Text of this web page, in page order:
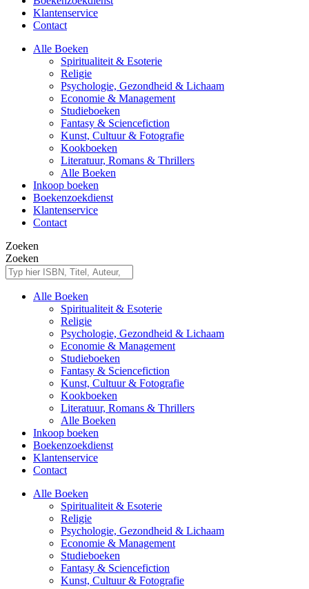
Klantenservice
Contact
Alle Boeken
Spiritualiteit & Esoterie
Religie
Psychologie, Gezondheid & Lichaam
Economie & Management
Studieboeken
Fantasy & Sciencefiction
Kunst, Cultuur & Fotografie
Kookboeken
Literatuur, Romans & Thrillers
Alle Boeken
Inkoop boeken
Boekenzoekdienst
Klantenservice
Contact
Zoeken
Zoeken
Alle Boeken
Spiritualiteit & Esoterie
Religie
Psychologie, Gezondheid & Lichaam
Economie & Management
Studieboeken
Fantasy & Sciencefiction
Kunst, Cultuur & Fotografie
Kookboeken
Literatuur, Romans & Thrillers
Alle Boeken
Inkoop boeken
Boekenzoekdienst
Klantenservice
Contact
Alle Boeken
Spiritualiteit & Esoterie
Religie
Psychologie, Gezondheid & Lichaam
Economie & Management
Studieboeken
Fantasy & Sciencefiction
Kunst, Cultuur & Fotografie